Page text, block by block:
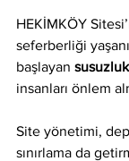
HEKİMKÖY
seferberliği
başlayan
insanları önlem
Site yönetimi,
sınırlama da